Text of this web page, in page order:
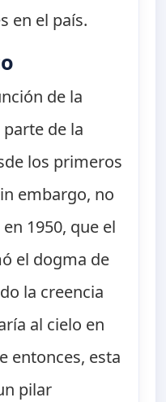
en el país.
de la
de la
los primeros
embargo, no
1950, que el
el dogma de
la creencia
al cielo en
entonces, esta
pilar